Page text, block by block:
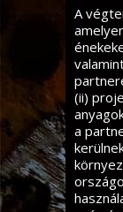
A
(ii)
a